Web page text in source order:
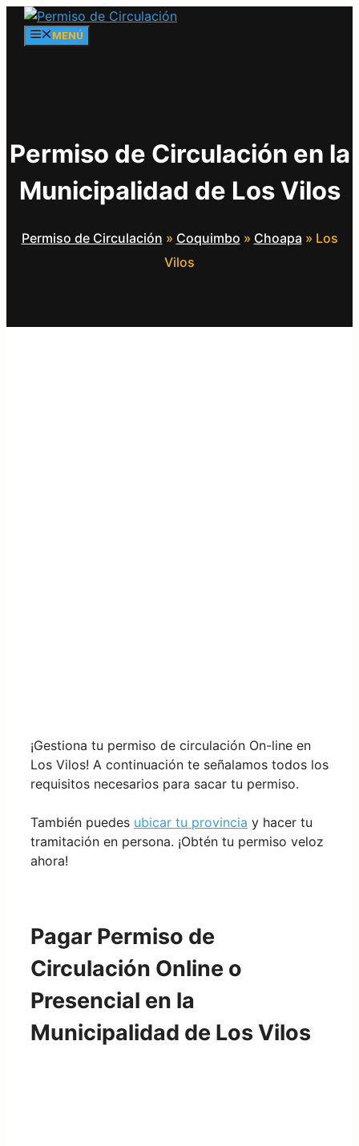
Saltar
MENÚ
Permiso de Circulación en la
Municipalidad de Los Vilos
Permiso de Circulación » Coquimbo » Choapa » Los
Vilos
¡Gestiona tu permiso de circulación On-line en
Los Vilos! A continuación te señalamos todos los
requisitos necesarios para sacar tu permiso.
También puedes ubicar tu provincia y hacer tu
tramitación en persona. ¡Obtén tu permiso veloz
ahora!
Pagar Permiso de
Circulación Online o
Presencial en la
Municipalidad de Los Vilos